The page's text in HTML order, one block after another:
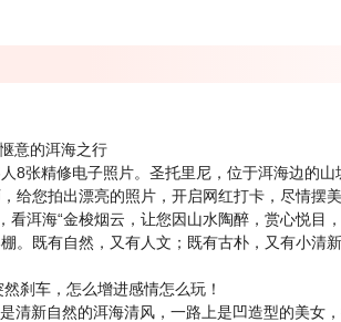
意的洱海之行
8张精修电子照片。圣托里尼，位于洱海边的
您拍出漂亮的照片，开启网红打卡，尽情摆美
洱海“金梭烟云，让您因山水陶醉，赏心悦目，
。既有自然，又有人文；既有古朴，又有小清
刹车，怎么增进感情怎么玩！
新自然的洱海清风，一路上是凹造型的美女